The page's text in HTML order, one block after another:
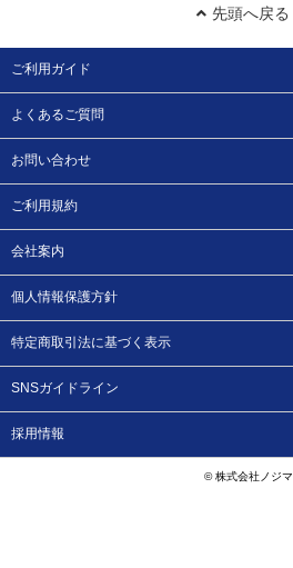
先頭へ戻る
ご利用ガイド
よくあるご質問
お問い合わせ
ご利用規約
会社案内
個人情報保護方針
特定商取引法に基づく表示
SNSガイドライン
採用情報
© 株式会社ノジマ